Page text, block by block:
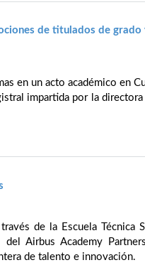
de titulados de grado
en un acto académico en
impartida por la
de la Escuela Técnica
Airbus Academy
de talento e innovación.